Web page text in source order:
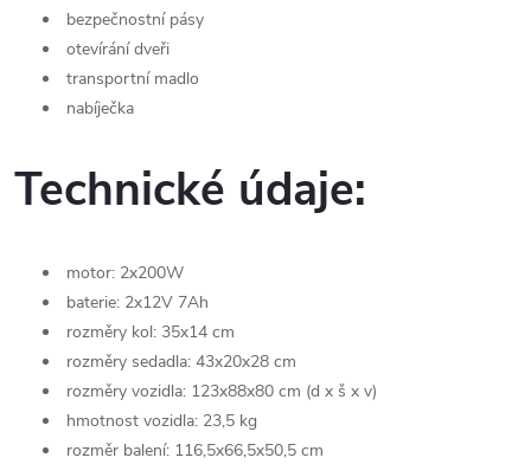
bezpečnostní pásy
otevírání dveři
transportní madlo
nabíječka
Technické údaje:
motor: 2x200W
baterie: 2x12V 7Ah
rozměry kol: 35x14 cm
rozměry sedadla: 43x20x28 cm
rozměry vozidla: 123x88x80 cm (d x š x v)
hmotnost vozidla: 23,5 kg
rozměr balení: 116,5x66,5x50,5 cm